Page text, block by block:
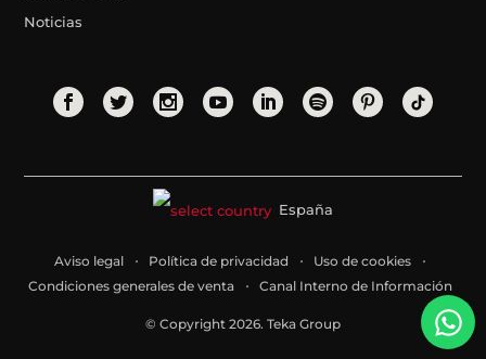
Noticias
España
Aviso legal Política de privacidad
Uso de cookies
Condiciones generales de venta
Canal Interno de Información
© Copyright 2026. Teka Group